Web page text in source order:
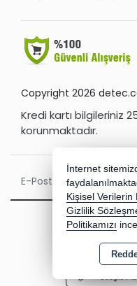
Copyright 2026
Kredi kartı bilgileriniz
korunmaktadır.
İnternet
Kişisel Verilerin
Gizlilik
Politikamızı